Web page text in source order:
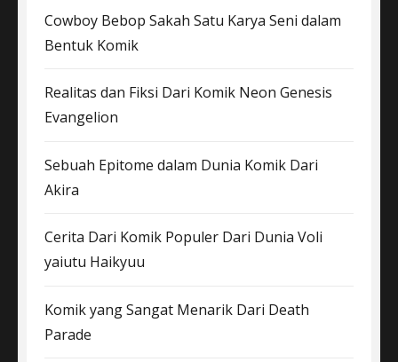
Cowboy Bebop Sakah Satu Karya Seni dalam
Bentuk Komik
Realitas dan Fiksi Dari Komik Neon Genesis
Evangelion
Sebuah Epitome dalam Dunia Komik Dari
Akira
Cerita Dari Komik Populer Dari Dunia Voli
yaiutu Haikyuu
Komik yang Sangat Menarik Dari Death
Parade